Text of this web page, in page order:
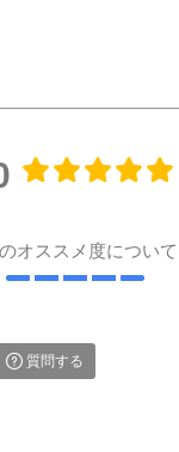
オススメ度について
質問する